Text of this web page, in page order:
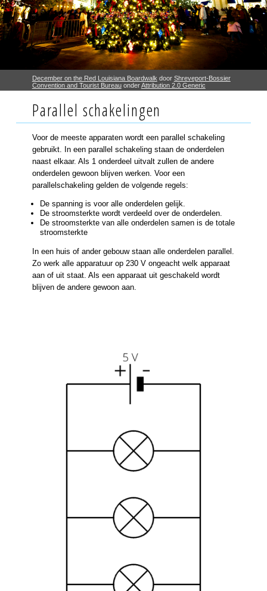
December on the Red Louisiana Boardwalk door Shreveport-Bossier
Convention and Tourist BureauonderAttribution 2.0 Generic
Parallel schakelingen
Voor de meeste apparaten wordt een parallel schakeling
gebruikt. In een parallel schakeling staan de onderdelen
naast elkaar. Als 1 onderdeel uitvalt zullen de andere
onderdelen gewoon blijven werken. Voor een
parallelschakeling gelden de volgende regels:
De spanning is voor alle onderdelen gelijk.
De stroomsterkte wordt verdeeld over de onderdelen.
De stroomsterkte van alle onderdelen samen is de totale
stroomsterkte
In een huis of ander gebouw staan alle onderdelen parallel.
Zo werk alle apparatuur op 230 V ongeacht welk apparaat
aan of uit staat. Als een apparaat uit geschakeld wordt
blijven de andere gewoon aan.